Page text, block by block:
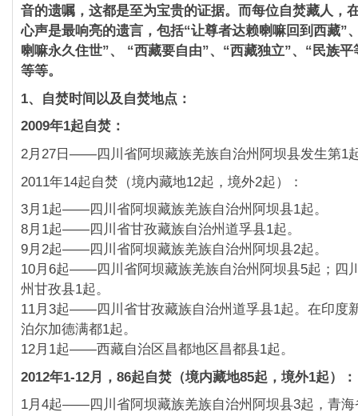
音的遗嘱，这都是至为宝贵的证据。 而每位自焚藏人，
心声是最响亮的遗言，包括“让尊者达赖喇嘛回到西藏”
喇嘛永久住世”、 “西藏要自由”、“西藏独立”、“民族平
等等。
1、自焚时间以及自焚地点：
2009年1起自焚：
2月27日——四川省阿坝藏族羌族自治州阿坝县发生第1
2011年14起自焚（境内藏地12起，境外2起）：
3月1起——四川省阿坝藏族羌族自治州阿坝县1起。
8月1起——四川省甘孜藏族自治州道孚县1起。
9月2起——四川省阿坝藏族羌族自治州阿坝县2起。
10月6起——四川省阿坝藏族羌族自治州阿坝县5起； 四
州甘孜县1起。
11月3起——四川省甘孜藏族自治州道孚县1起。 在印度
泊尔加德满都1起。
12月1起——西藏自治区昌都地区昌都县1起。
2012年1-12月，86起自焚（境内藏地85起，境外1起）
：
1月4起——四川省阿坝藏族羌族自治州阿坝县3起， 青海